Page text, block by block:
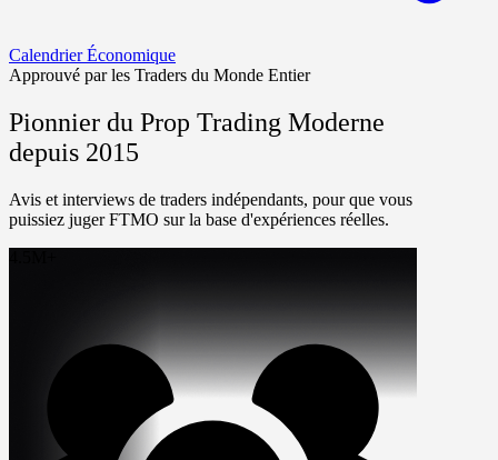
Calendrier Économique
Approuvé par les Traders du Monde Entier
Pionnier du Prop Trading Moderne
depuis 2015
Avis et interviews de traders indépendants, pour que vous
puissiez juger FTMO sur la base d'expériences réelles.